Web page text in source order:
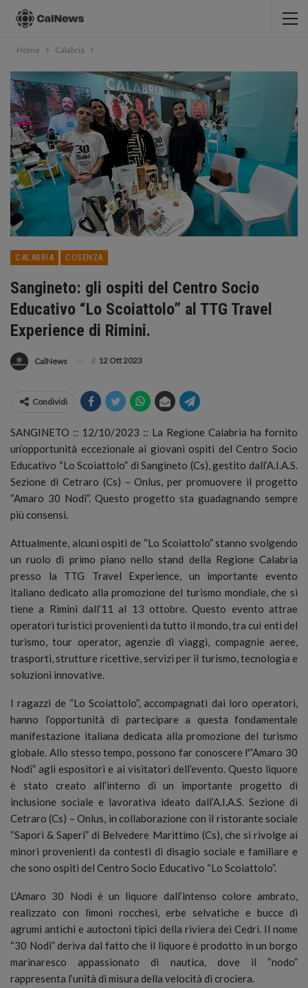
Home Calabria
CALABRIA COSENZA
Sangineto: gli ospiti del Centro Socio
Educativo “Lo Scoiattolo” al TTG Travel
Experience di Rimini.
CalNews il 12 Ott 2023
Condividi
SANGINETO :: 12/10/2023 :: La Regione Calabria ha fornito
un’opportunità eccezionale ai giovani ospiti del Centro Socio
Educativo “Lo Scoiattolo” di Sangineto (Cs), gestito dall’A.I.A.S.
Sezione di Cetraro (Cs) – Onlus, per promuovere il progetto
“Amaro 30 Nodi”. Questo progetto sta guadagnando sempre
più consensi.
Attualmente, alcuni ospiti de “Lo Scoiattolo” stanno svolgendo
un ruolo di primo piano nello stand della Regione Calabria
presso la TTG Travel Experience, un importante evento
italiano dedicato alla promozione del turismo mondiale, che si
tiene a Rimini dall’11 al 13 ottobre. Questo evento attrae
operatori turistici provenienti da tutto il mondo, tra cui enti del
turismo, tour operator, agenzie di viaggi, compagnie aeree,
trasporti, strutture ricettive, servizi per il turismo, tecnologia e
soluzioni innovative.
I ragazzi de “Lo Scoiattolo”, accompagnati dai loro operatori,
hanno l’opportunità di partecipare a questa fondamentale
manifestazione italiana dedicata alla promozione del turismo
globale. Allo stesso tempo, possono far conoscere l'”Amaro 30
Nodi” agli espositori e ai visitatori dell’evento. Questo liquore
è stato creato all’interno di un importante progetto di
inclusione sociale e lavorativa ideato dall’A.I.A.S. Sezione di
Cetraro (Cs) – Onlus, in collaborazione con il ristorante sociale
“Sapori & Saperi” di Belvedere Marittimo (Cs), che si rivolge ai
minori provenienti da contesti di disagio sociale e familiare e
che sono ospiti del Centro Socio Educativo “Lo Scoiattolo”.
L’Amaro 30 Nodi è un liquore dall’intenso colore ambrato,
realizzato con limoni rocchesi, erbe selvatiche e bucce di
agrumi antichi e autoctoni tipici della riviera dei Cedri. Il nome
“30 Nodi” deriva dal fatto che il liquore è prodotto in un borgo
marinaresco appassionato di nautica, dove il “nodo”
rappresenta l’unità di misura della velocità di crociera.